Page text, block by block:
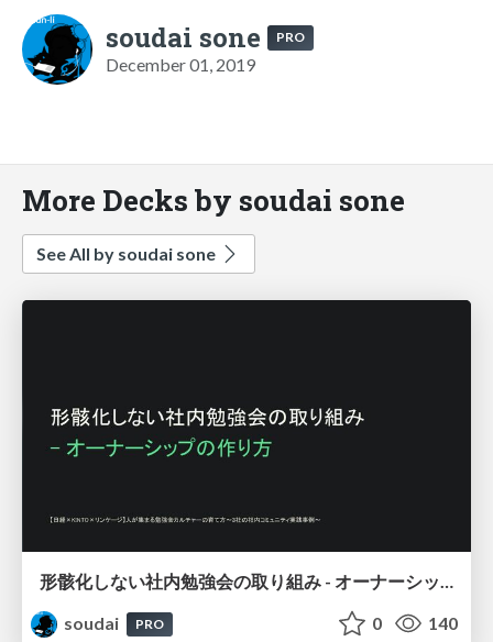
soudai sone PRO
December 01, 2019
More Decks by soudai sone
See All by soudai sone
形骸化しない社内勉強会の取り組み - オーナーシップの作り方 / In-house study session
soudai
PRO 0 140